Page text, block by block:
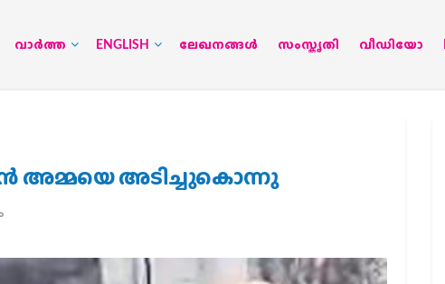
വാര്‍ത്ത ENGLISH ലേഖനങ്ങള്‍ സംസ്കൃതി വീഡിയോ
അമ്മയെ അടിച്ചുകൊന്നു